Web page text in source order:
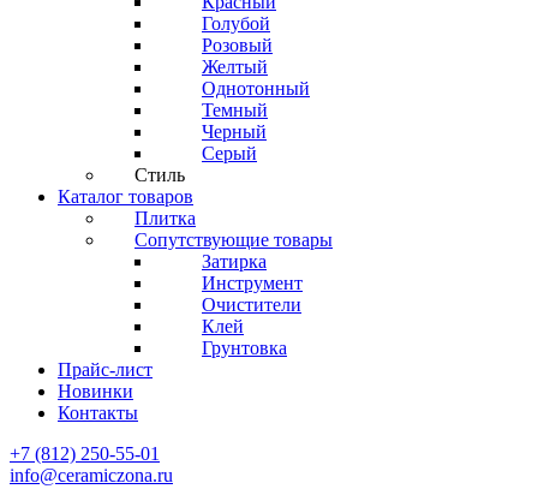
Голубой
Розовый
Желтый
Однотонный
Темный
Черный
Серый
Стиль
Каталог товаров
Плитка
Сопутствующие товары
Затирка
Инструмент
Очистители
Клей
Грунтовка
Прайс-лист
Новинки
Контакты
+7 (812) 250-55-01
info@ceramiczona.ru